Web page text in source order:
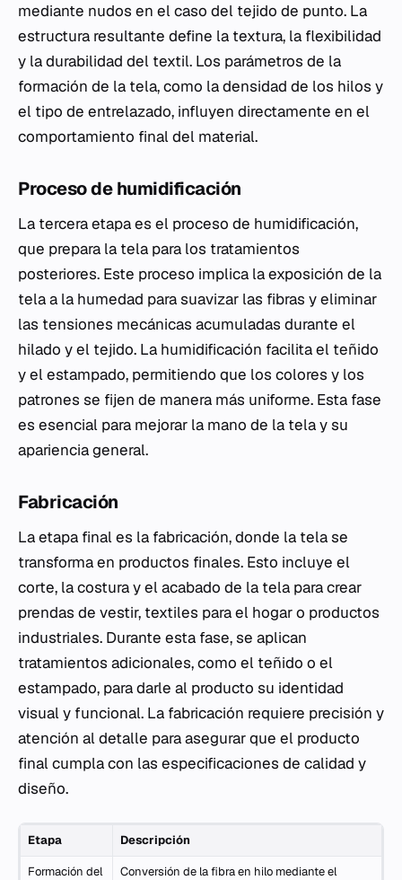
mediante nudos en el caso del tejido de punto. La
estructura resultante define la textura, la flexibilidad
y la durabilidad del textil. Los parámetros de la
formación de la tela, como la densidad de los hilos y
el tipo de entrelazado, influyen directamente en el
comportamiento final del material.
Proceso de humidificación
La tercera etapa es el proceso de humidificación,
que prepara la tela para los tratamientos
posteriores. Este proceso implica la exposición de la
tela a la humedad para suavizar las fibras y eliminar
las tensiones mecánicas acumuladas durante el
hilado y el tejido. La humidificación facilita el teñido
y el estampado, permitiendo que los colores y los
patrones se fijen de manera más uniforme. Esta fase
es esencial para mejorar la mano de la tela y su
apariencia general.
Fabricación
La etapa final es la fabricación, donde la tela se
transforma en productos finales. Esto incluye el
corte, la costura y el acabado de la tela para crear
prendas de vestir, textiles para el hogar o productos
industriales. Durante esta fase, se aplican
tratamientos adicionales, como el teñido o el
estampado, para darle al producto su identidad
visual y funcional. La fabricación requiere precisión y
atención al detalle para asegurar que el producto
final cumpla con las especificaciones de calidad y
diseño.
Etapa Descripción
Formación del
Conversión de la fibra en hilo mediante el